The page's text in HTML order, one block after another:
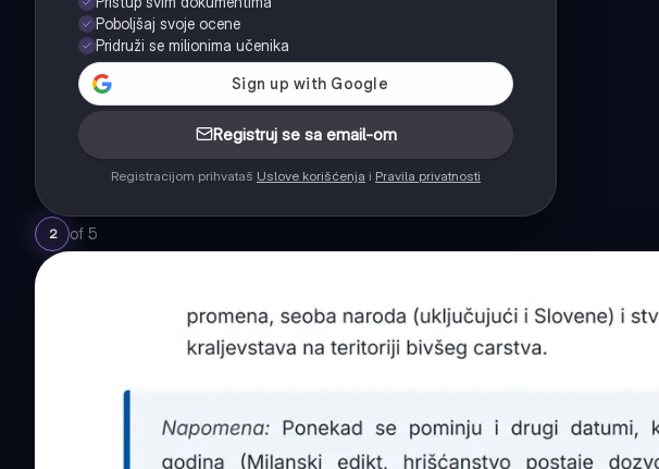
Poboljšaj svoje ocene
Pridruži se milionima učenika
Registruj se sa email-om
Registracijom prihvataš Uslove korišćenja i Pravila privatnosti
2 of 5